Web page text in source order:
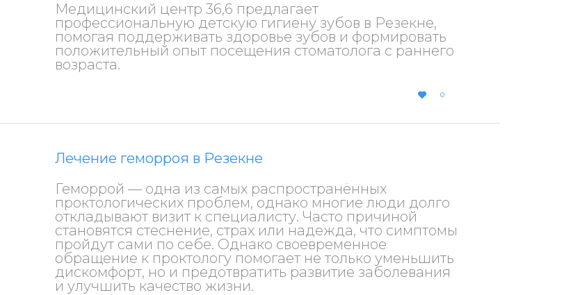
Медицинский центр 36,6 предлагает
профессиональную детскую гигиену зубов в Резекне,
помогая поддерживать здоровье зубов и формировать
положительный опыт посещения стоматолога с раннего
возраста.

LOVE
IT
0
Лечение геморроя в Резекне
Геморрой — одна из самых распространённых
проктологических проблем, однако многие люди долго
откладывают визит к специалисту. Часто причиной
становятся стеснение, страх или надежда, что симптомы
пройдут сами по себе. Однако своевременное
обращение к проктологу помогает не только уменьшить
дискомфорт, но и предотвратить развитие заболевания
и улучшить качество жизни.